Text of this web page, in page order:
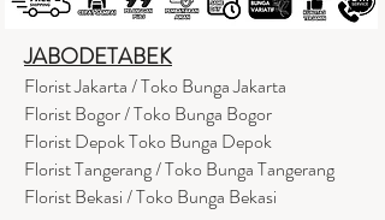
JABODETABEK
Florist Jakarta / Toko Bunga Jakarta
Florist Bogor / Toko Bunga Bogor
Florist Depok Toko Bunga Depok
Florist Tangerang / Toko Bunga Tangerang
Florist Bekasi / Toko Bunga Bekasi